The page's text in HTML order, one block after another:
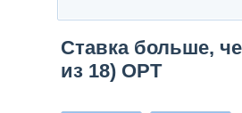
Ставка больше,
из 18) ОРТ